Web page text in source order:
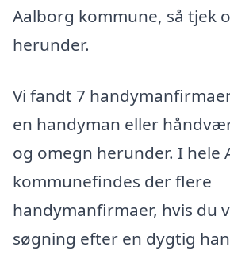
Aalborg kommune, så tjek
herunder.
Vi fandt 7
en handyman eller
og omegn herunder. I hele
kommunefindes der flere
handymanfirmaer, hvis du
søgning efter en dygtig